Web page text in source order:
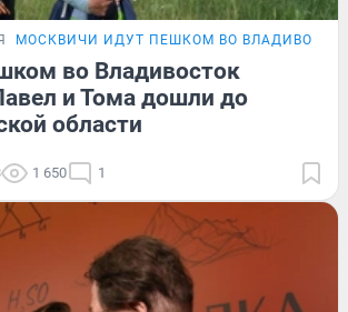
МОСКВИЧИ ИДУТ ПЕШКОМ ВО
во Владивосток
и Тома дошли до
области
1 650 1